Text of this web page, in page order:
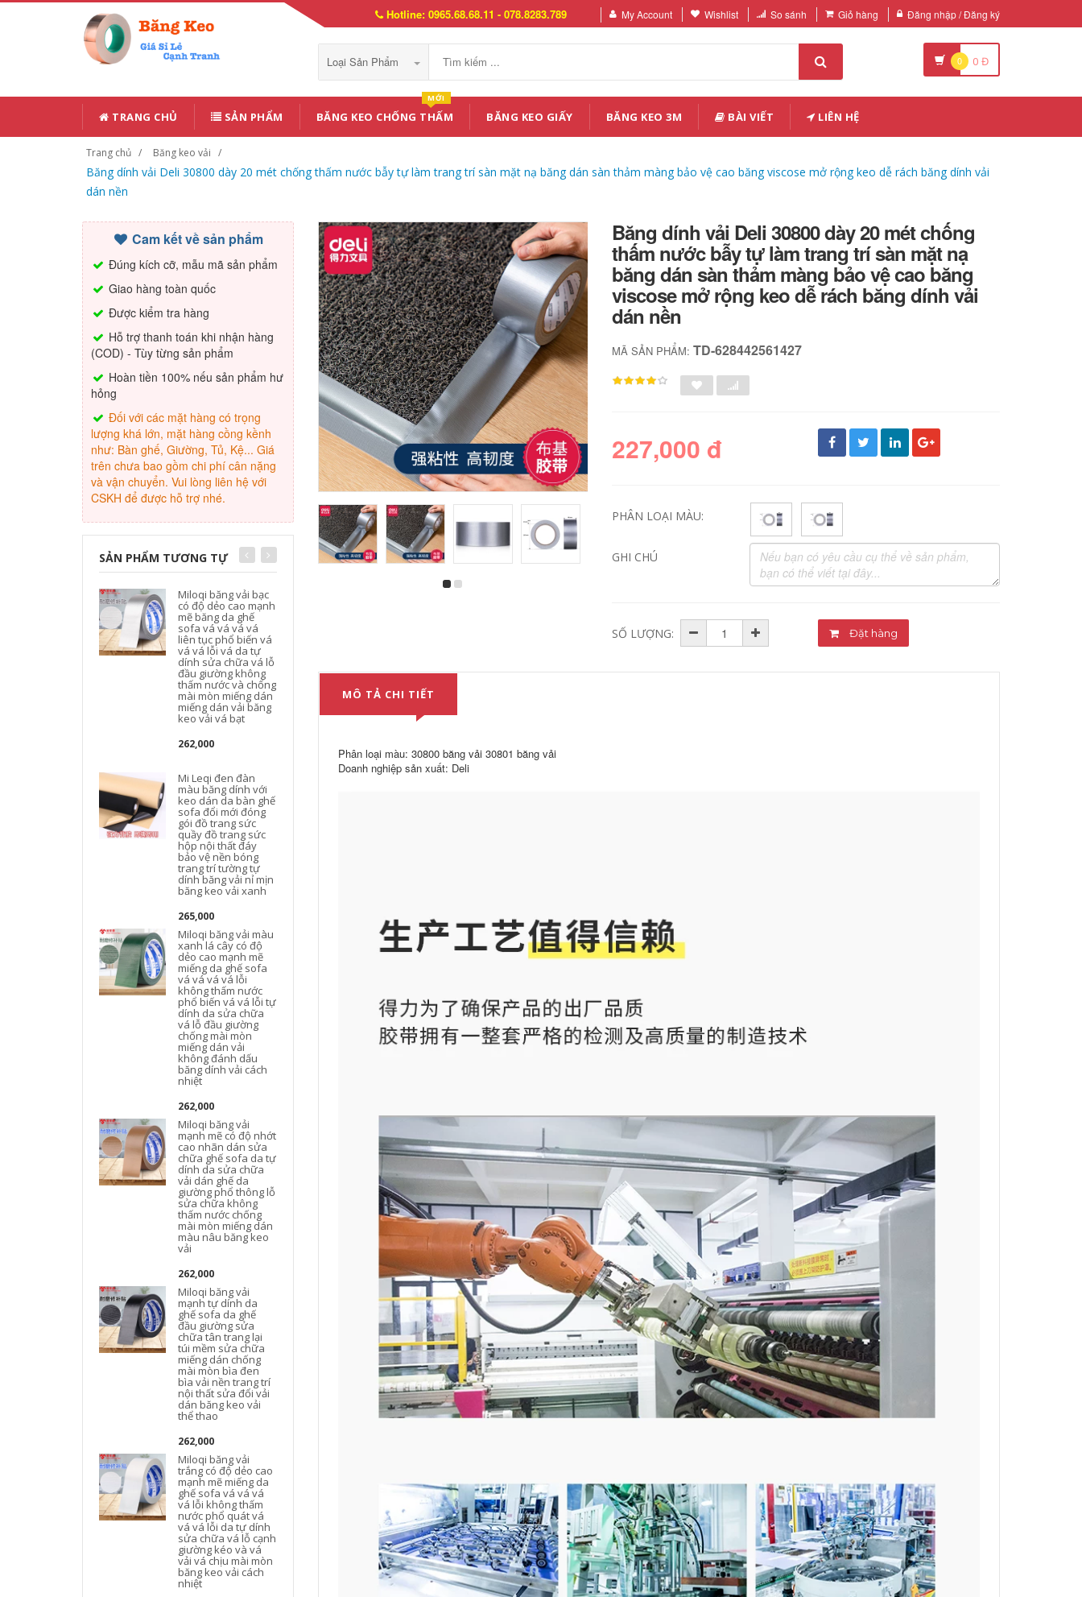
Hotline: 0965.68.68.11 - 078.8283.789 My Account Wishlist So sánh Giỏ hàng Đăng nhập / Đăng ký
Loại Sản Phẩm 0 0 Đ
TRANG CHỦ SẢN PHẨM BĂNG KEO CHỐNG THẤM
MỚI
BĂNG KEO GIẤY BĂNG KEO 3M BÀI VIẾT LIÊN HỆ
Trang chủ Băng keo vải
Băng dính vải Deli 30800 dày 20 mét chống thấm nước bẫy tự làm trang trí sàn mặt nạ băng dán sàn thảm màng bảo vệ cao băng viscose mở rộng keo dễ rách băng dính vải
dán nền
Cam kết về sản phẩm
Đúng kích cỡ, mẫu mã sản phẩm
Giao hàng toàn quốc
Được kiểm tra hàng
Hỗ trợ thanh toán khi nhận hàng
(COD) - Tùy từng sản phẩm
Hoàn tiền 100% nếu sản phẩm hư
hỏng
Đối với các mặt hàng có trọng
lượng khá lớn, mặt hàng cồng kềnh
như: Bàn ghế, Giường, Tủ, Kệ... Giá
trên chưa bao gồm chi phí cân nặng
và vận chuyển. Vui lòng liên hệ với
CSKH để được hỗ trợ nhé.
SẢN PHẨM TƯƠNG TỰ
Miloqi băng vải bạc
có độ dẻo cao mạnh
mẽ băng da ghế
sofa vá vá vá vá
liên tục phổ biến vá
vá vá lỗi vá da tự
dính sửa chữa vá lỗ
đầu giường không
thấm nước và chống
mài mòn miếng dán
miếng dán vải băng
keo vải vá bạt
262,000
Mi Leqi đen đàn
màu băng dính với
keo dán da bàn ghế
sofa đổi mới đóng
gói đồ trang sức
quầy đồ trang sức
hộp nội thất đáy
bảo vệ nền bóng
trang trí tường tự
dính băng vải nỉ mịn
băng keo vải xanh
265,000
Miloqi băng vải màu
xanh lá cây có độ
dẻo cao mạnh mẽ
miếng da ghế sofa
vá vá vá vá lỗi
không thấm nước
phổ biến vá vá lỗi tự
dính da sửa chữa
vá lỗ đầu giường
chống mài mòn
miếng dán vải
không đánh dấu
băng dính vải cách
nhiệt
262,000
Miloqi băng vải
mạnh mẽ có độ nhớt
cao nhãn dán sửa
chữa ghế sofa da tự
dính da sửa chữa
vải dán ghế da
giường phổ thông lỗ
sửa chữa không
thấm nước chống
mài mòn miếng dán
màu nâu băng keo
vải
262,000
Miloqi băng vải
mạnh tự dính da
ghế sofa da ghế
đầu giường sửa
chữa tân trang lại
túi mềm sửa chữa
miếng dán chống
mài mòn bìa đen
bìa vải nền trang trí
nội thất sửa đổi vải
dán băng keo vải
thể thao
262,000
Miloqi băng vải
trắng có độ dẻo cao
mạnh mẽ miếng da
ghế sofa vá vá vá
vá lỗi không thấm
nước phổ quát vá
vá vá lỗi da tự dính
sửa chữa vá lỗ cạnh
giường kéo và vá
vải vá chịu mài mòn
băng keo vải cách
nhiệt
và vàng, phim bảo
vệ sàn, keo cưới
màu đỏ một mặt cố
cách nhiệt
Băng dính vải hai
dính vải cách điện
1,680,000
lãm cưới nhiếp ảnh
với băng keo thảm
có độ dẻo cao băng
dán sàn siêu bền
màu đỏ, vàng, xanh
191,000
Benyida băng vải
mạnh màu đỏ bạc
đen trắng xanh
vàng trang trí gạch
men phim bảo vệ cố
định không đánh
dấu băng bán buôn
thảm cạnh dải sân
khấu đám cưới băng
keo đặc biệt băng
keo vải đá gà
852,000
Benyida mạnh mẽ
băng dính một mặt
màu đen có độ nhớt
cao băng keo rộng
không thấm nước
không đánh dấu
keo mạnh mẽ thảm
cưới tự làm trang trí
bạc màu vàng xanh
đỏ xanh đen tím
keo dán sàn vận
chuyển đặc biệt
vải đỏ mạnh mẽ
thảm một mặt dày
không thấm nước tự
làm sàn trang trí có
độ nhớt cao liên tục
vá dán các mối nối
thảm không đánh
dấu mạnh mẽ băng
keo thảm cưới băng
keo vải nâu
độ nhớt cao chống
mài mòn sàn rộng
cưới chống mài mòn
217,000
tự dính
1,650,000
băng dính một mặt,
màu vàng bạc đỏ,
chụp ảnh trang trí tự
làm có độ nhớt cao,
sàn triển lãm đám
196,000
Băng dính thảm cao
su bằng vải không
thấm nước dài 50
mét, miếng dán đám
cưới chắc chắn,
phim bảo vệ mặt
đất, băng trang trí,
cảnh báo bẫy liền
mạch, niêm phong,
màu đen và bạc, độ
nhớt cao, đám cưới
mạnh mẽ với màu
đỏ băng keo vải liên
kết
2,262,000
Băng dính vải màu
mạnh để dán thảm
tự làm sàn trang trí
chống thấm nước
liền mạch bẫy rò rỉ
cảnh báo băng sàn
bảo vệ màng có độ
nhớt cao mở rộng
Benyida 50m băng
vải bạc một mặt tiếp
đất có độ nhớt cao
không đánh dấu
chống mài mòn
không thấm nước
màu cảnh báo băng
sàn trang trí tự làm
cố định mở rộng dễ
Băng dính vải Deli 30800 dày 20 mét chống
thấm nước bẫy tự làm trang trí sàn mặt nạ
băng dán sàn thảm màng bảo vệ cao băng
viscose mở rộng keo dễ rách băng dính vải
dán nền
MÃ SẢN PHẨM:TD-628442561427
227,000 đ
PHÂN LOẠI MÀU:
GHI CHÚ
SỐ LƯỢNG: Đặt hàng
MÔ TẢ CHI TIẾT
Phân loại màu: 30800 băng vải 30801 băng vải
Doanh nghiệp sản xuất: Deli